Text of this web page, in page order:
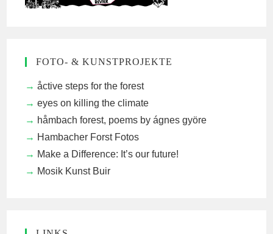
FOTO- & KUNSTPROJEKTE
åctive steps for the forest
eyes on killing the climate
håmbach forest, poems by ágnes györe
Hambacher Forst Fotos
Make a Difference: It’s our future!
Mosik Kunst Buir